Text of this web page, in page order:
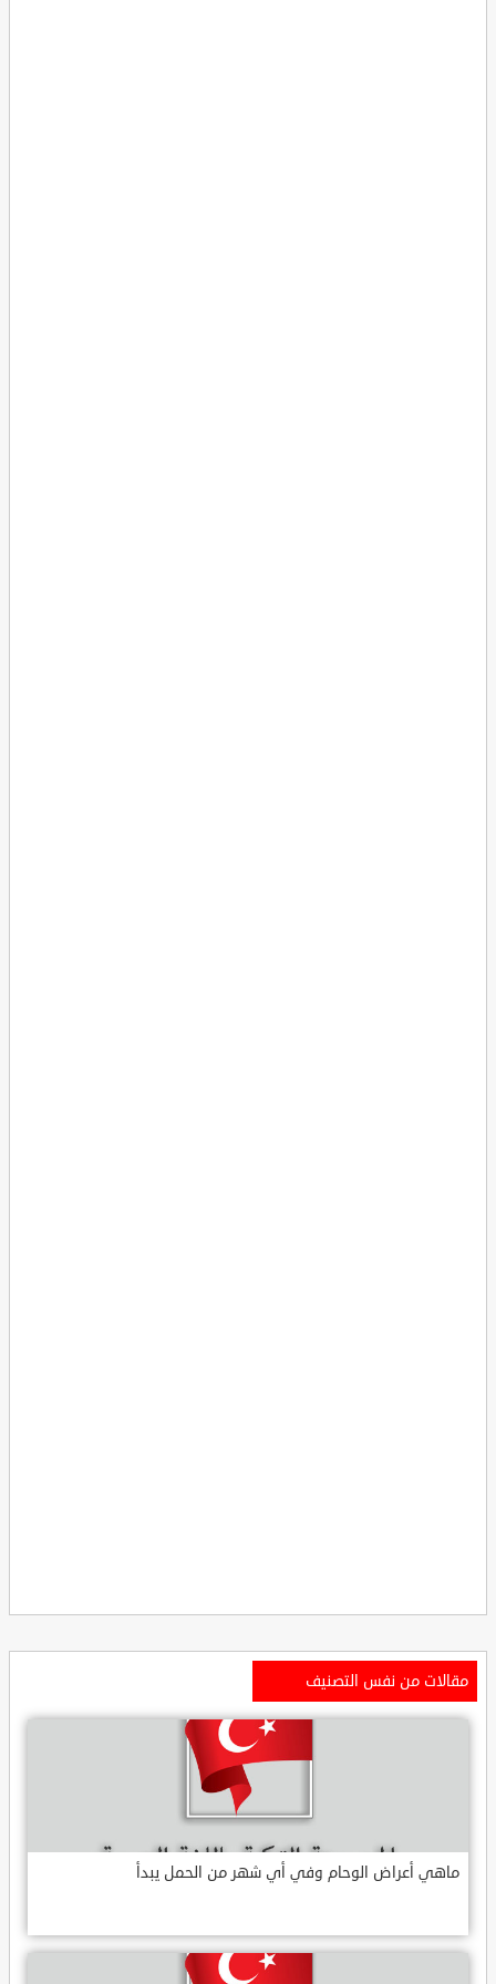
مقالات من نفس التصنيف
ماهي أعراض الوحام وفي أي شهر من الحمل يبدأ